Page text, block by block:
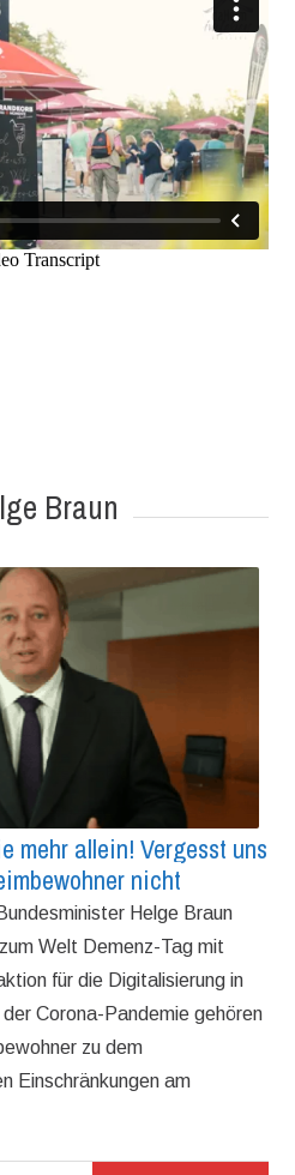
Braun
mehr allein! Vergesst uns
nicht
Helge Braun
Welt Demenz-Tag mit
für die Digitalisierung in
Corona-Pandemie gehören
zu dem
Einschränkungen am